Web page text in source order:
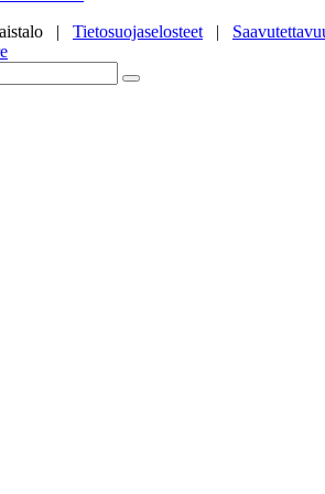
| Tietosuojaselosteet |